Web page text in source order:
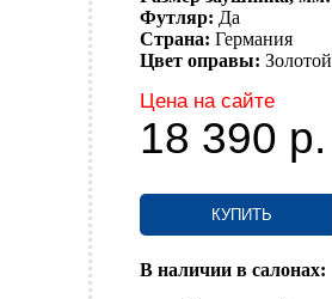
Футляр: Да
Страна: Германия
Цвет оправы: Золотой
Цена на сайте
18 390 р.
КУПИТЬ
В наличии в салонах: